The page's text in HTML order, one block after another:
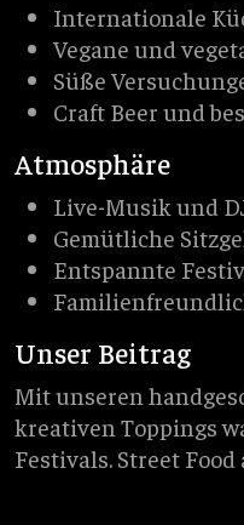
Internationale
Vegane und
Süße
Craft Beer und
Atmosphäre
Live-Musik und
Gemütliche
Entspannte
Unser Beitrag
Mit unseren
kreativen Toppings
Festivals. Street Food